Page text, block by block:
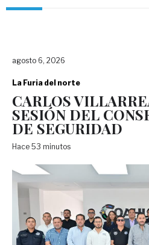
agosto 6, 2026
La Furia del norte
CARLOS
SESIÓN DEL
DE SEGURIDAD
Hace 53 minutos